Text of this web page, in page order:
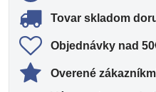
Tovar skladom
Objednávky nad
Overené